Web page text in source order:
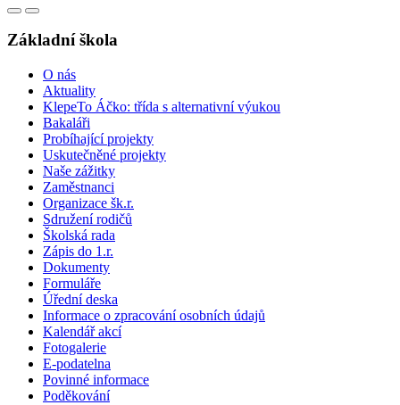
Základní škola
O nás
Aktuality
KlepeTo Áčko: třída s alternativní výukou
Bakaláři
Probíhající projekty
Uskutečněné projekty
Naše zážitky
Zaměstnanci
Organizace šk.r.
Sdružení rodičů
Školská rada
Zápis do 1.r.
Dokumenty
Formuláře
Úřední deska
Informace o zpracování osobních údajů
Kalendář akcí
Fotogalerie
E-podatelna
Povinné informace
Poděkování